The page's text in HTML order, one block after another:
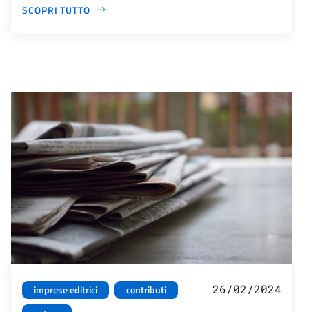
SCOPRI TUTTO
imprese editrici
contributi
26/02/2024